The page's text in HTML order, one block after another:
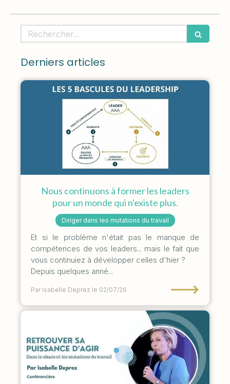
Rechercher
Derniers articles
Nous continuons à former les leaders
pour un monde qui n'existe plus.
Diriger dans les mutations du travail
Et si le problème n'était pas le manque de
compétences de vos leaders... mais le fait que
vous continuiez à développer celles d'hier ?
Depuis quelques anné...
Par Isabelle Deprez le 02/07/26 ⟶